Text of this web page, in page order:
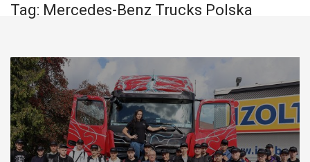
Tag: Mercedes-Benz Trucks Polska